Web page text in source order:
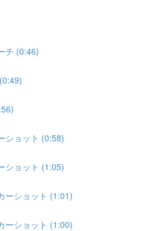
チ (0:46)
ショット (0:58)
ショット (1:05)
ーショット (1:01)
ーショット (1:00)